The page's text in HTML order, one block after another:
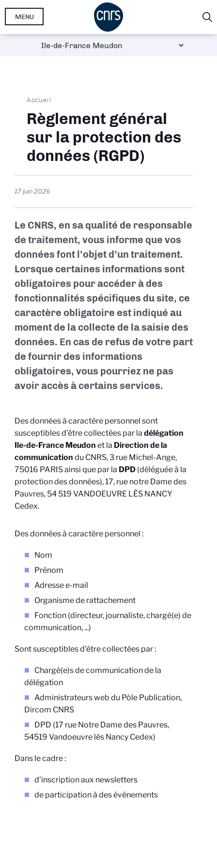
Aller
MENU
Fil
d'Ariane
Accueil
Règlement général
sur la protection des
données (RGPD)
17 juin 2026
Le CNRS, en sa qualité de responsable
de traitement, vous informe que vos
données font l’objet d’un traitement.
Lorsque certaines informations sont
obligatoires pour accéder à des
fonctionnalités spécifiques du site, ce
caractère obligatoire est indiqué au
moment de la collecte de la saisie des
données. En cas de refus de votre part
de fournir des informations
obligatoires, vous pourriez ne pas
avoir accès à certains services.
Des données à caractère personnel sont
susceptibles d’être collectées par la délégation
Ile-de-France Meudon et la Direction de la
communication du CNRS, 3 rue Michel-Ange,
75016 PARIS ainsi que par la DPD (déléguée à la
protection des données), 17, rue notre Dame des
Pauvres, 54 519 VANDOEUVRE LÈS NANCY
Cedex.
Des données à caractère personnel :
Nom
Prénom
Adresse e-mail
Organisme de rattachement
Fonction (directeur, journaliste, chargé(e) de
communication, ...)
Sont susceptibles d'être collectées par :
Chargé(e)s de communication de la
délégation
Administrateurs web du Pôle Publication,
Dircom CNRS
DPD (17 rue Notre Dame des Pauvres,
54519 Vandoeuvre lès Nancy Cedex)
Dans le cadre :
d'inscription aux newsletters
de participation à des événements